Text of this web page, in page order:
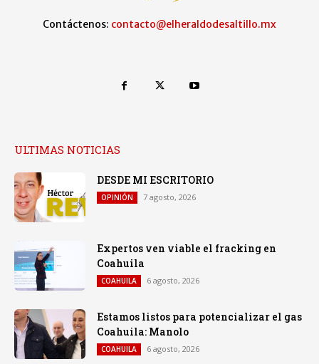
Contáctenos: contacto@elheraldodesaltillo.mx
ULTIMAS NOTICIAS
DESDE MI ESCRITORIO
OPINIÓN 7 agosto, 2026
Expertos ven viable el fracking en
Coahuila
COAHUILA 6 agosto, 2026
Estamos listos para potencializar el gas
Coahuila: Manolo
COAHUILA 6 agosto, 2026